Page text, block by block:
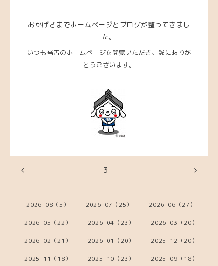
おかげさまでホームページとブログが整ってきまし
た。
いつも当店のホームページを閲覧いただき、 誠にありが
とうございます。
3
2026-08（5） 2026-07（25） 2026-06（27）
2026-05（22） 2026-04（23） 2026-03（20）
2026-02（21） 2026-01（20） 2025-12（20）
2025-11（18） 2025-10（23） 2025-09（18）